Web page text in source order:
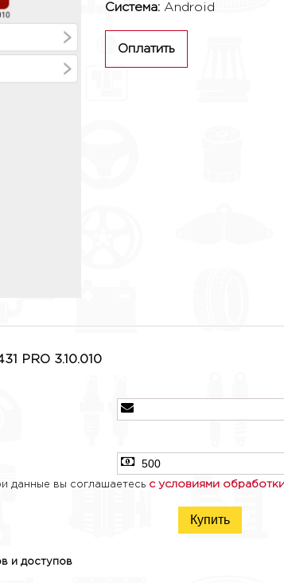
Система: Android
Оплатить
PRO 3.10.010
данные вы соглашаетесь с условиями
Купить
и доступов